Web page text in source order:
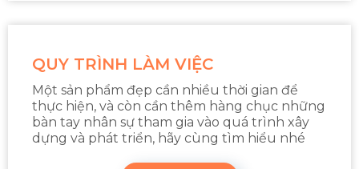
QUY TRÌNH LÀM VIỆC
Một sản phẩm đẹp cần nhiều thời gian để
thực hiện, và còn cần thêm hàng chục những
bàn tay nhân sự tham gia vào quá trình xây
dựng và phát triển, hãy cùng tìm hiểu nhé